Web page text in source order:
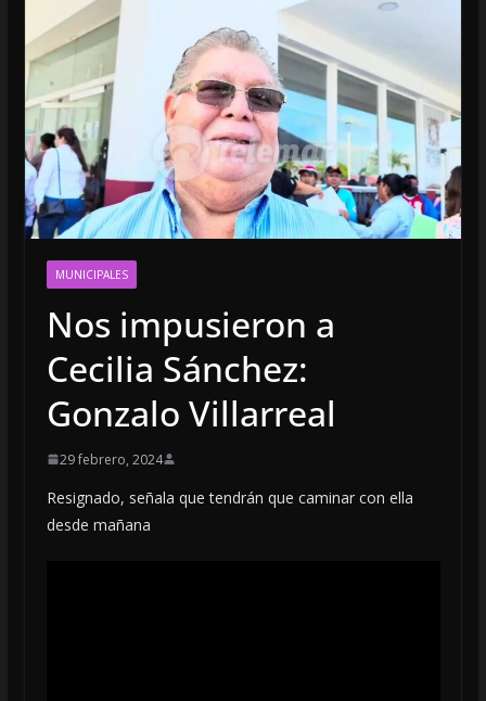
MUNICIPALES
Nos impusieron a
Cecilia Sánchez:
Gonzalo Villarreal
29 febrero, 2024
Resignado, señala que tendrán que caminar con ella
desde mañana